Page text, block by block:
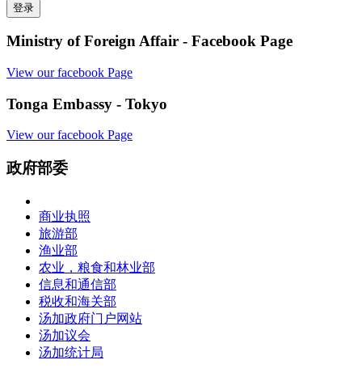
登录
Ministry of Foreign Affair - Facebook Page
View our facebook Page
Tonga Embassy - Tokyo
View our facebook Page
政府部委
商业执照
旅游部
渔业部
农业，粮食和林业部
信息和通信部
税收和海关部
汤加政府门户网站
汤加议会
汤加统计局